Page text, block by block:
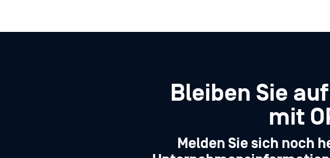
Bleiben Sie
mit
Melden Sie sich noch